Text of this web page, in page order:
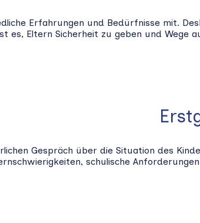
Erfahrungen und Bedürfnisse mit.
es, Eltern Sicherheit zu geben und
Gespräch über die Situation des
schulische